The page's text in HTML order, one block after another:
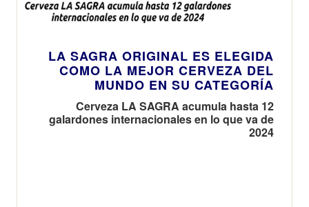
LA SAGRA ORIGINAL ES ELEGIDA
COMO LA MEJOR CERVEZA DEL
MUNDO EN SU CATEGORÍA
Cerveza LA SAGRA acumula hasta 12
galardones internacionales en lo que va de
2024